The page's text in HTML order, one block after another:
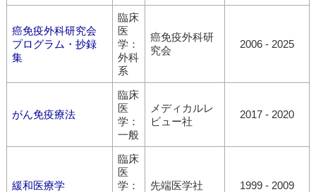
癌免疫外科研究会
プログラム・抄録
集
臨床
医
学：
外科
系
癌免疫外科研
究会
2006 - 2025
がん免疫療法
臨床
医
学：
一般
メディカルレ
ビュー社
2017 - 2020
緩和医療学
臨床
医
学：
先端医学社 1999 - 2009